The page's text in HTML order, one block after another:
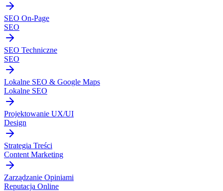
SEO On-Page
SEO
SEO Techniczne
SEO
Lokalne SEO & Google Maps
Lokalne SEO
Projektowanie UX/UI
Design
Strategia Treści
Content Marketing
Zarządzanie Opiniami
Reputacja Online